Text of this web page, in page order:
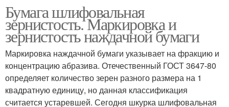
Бумага шлифовальная
зернистость. Маркировка и
зернистость наждачной бумаги
Маркировка наждачной бумаги указывает на фракцию и
концентрацию абразива. Отечественный ГОСТ 3647-80
определяет количество зерен разного размера на 1
квадратную единицу, но данная классификация
считается устаревшей. Сегодня шкурка шлифовальная